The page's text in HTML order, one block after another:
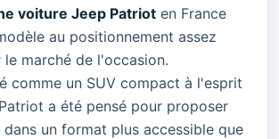
voiture Jeep Patriot en France
au positionnement assez
marché de l'occasion.
comme un SUV compact à l'esprit
a été pensé pour proposer
un format plus accessible que